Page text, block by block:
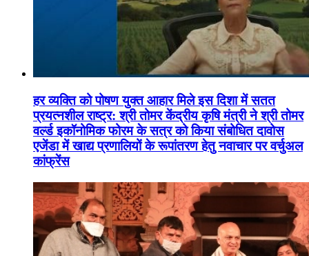
हर व्यक्ति को पोषण युक्त आहार मिले इस दिशा में सतत
प्रयत्नशील राष्ट्र: श्री तोमर केंद्रीय कृषि मंत्री ने श्री तोमर
वर्ल्ड इकॉनोमिक फोरम के सत्र को किया संबोधित दावोस
एजेंडा में खाद्य प्रणालियों के रूपांतरण हेतु नवाचार पर वर्चुअल
कांफ्रेंस